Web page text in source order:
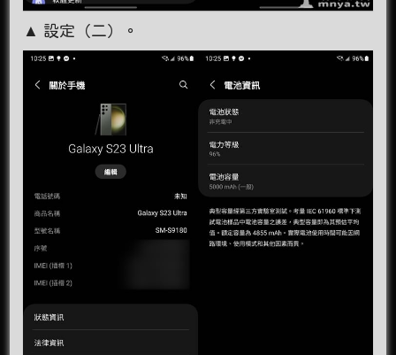
▲ 設定（二）。